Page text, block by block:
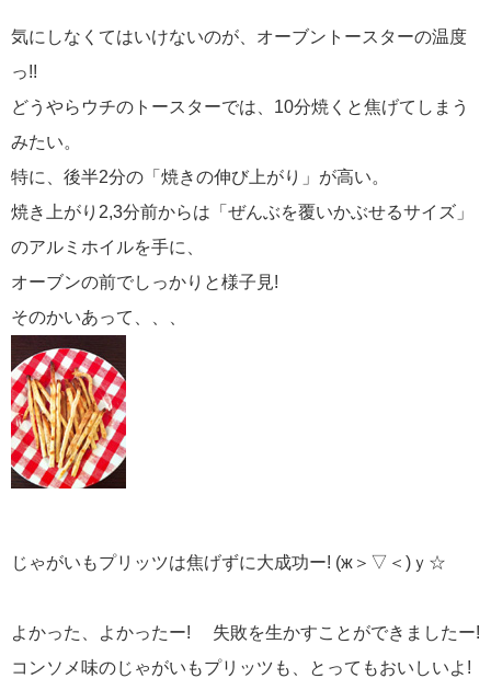
気にしなくてはいけないのが、オーブントースターの温度
っ!!
どうやらウチのトースターでは、10分焼くと焦げてしまう
みたい。
特に、後半2分の「焼きの伸び上がり」が高い。
焼き上がり2,3分前からは「ぜんぶを覆いかぶせるサイズ」
のアルミホイルを手に、
オーブンの前でしっかりと様子見!
そのかいあって、、、
じゃがいもプリッツは焦げずに大成功ー! (ж＞▽＜)ｙ☆
よかった、よかったー! 失敗を生かすことができましたー!
コンソメ味のじゃがいもプリッツも、とってもおいしいよ!